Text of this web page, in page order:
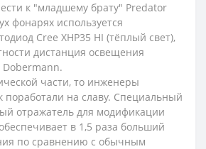
к "младшему брату" Predator
фонарях используется
Cree XHP35 HI (тёплый свет),
дистанция освещения
части, то инженеры
поработали на славу. Специальный
отражатель для модификации
в 1,5 раза больший
по сравнению с обычным